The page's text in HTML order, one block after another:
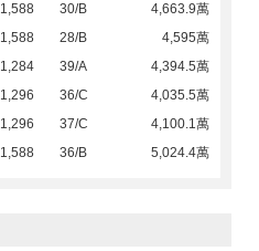
1,588 30/B
4,663.9萬
1,588 28/B
4,595萬
1,284 39/A
4,394.5萬
1,296 36/C
4,035.5萬
1,296 37/C
4,100.1萬
1,588 36/B 5,024.4萬